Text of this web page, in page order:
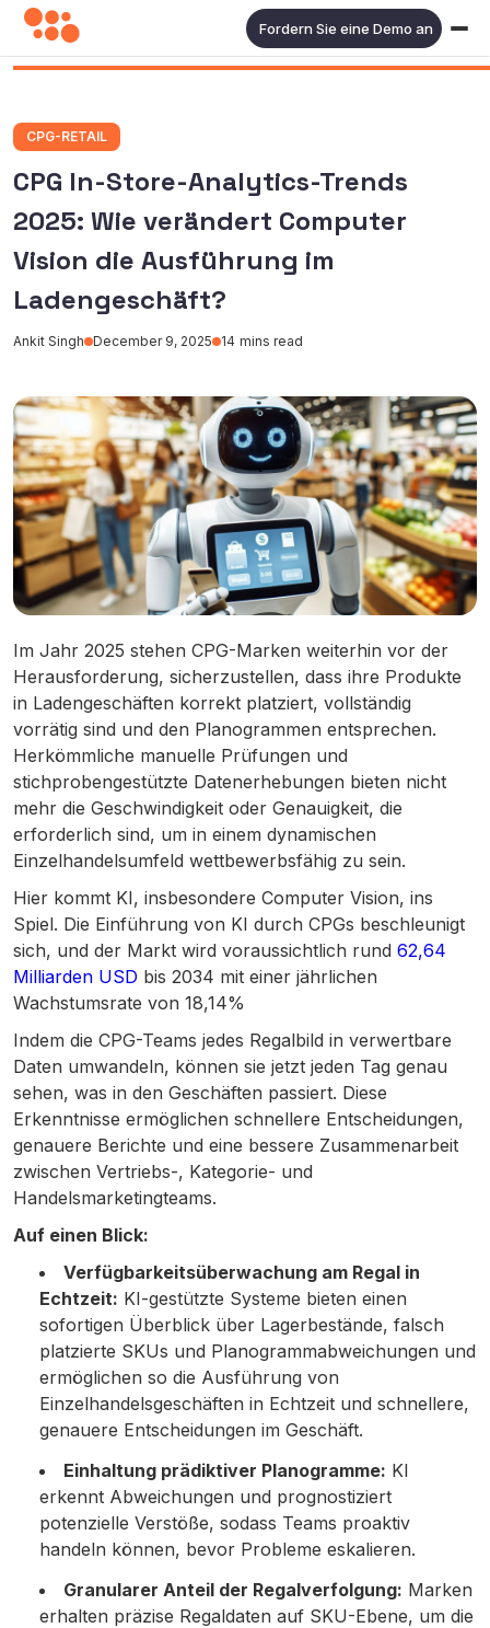
Fordern Sie eine Demo an
CPG-RETAIL
CPG In-Store-Analytics-Trends
2025: Wie verändert Computer
Vision die Ausführung im
Ladengeschäft?
Ankit Singh December 9, 2025 14 mins read
Im Jahr 2025 stehen CPG-Marken weiterhin vor der
Herausforderung, sicherzustellen, dass ihre Produkte
in Ladengeschäften korrekt platziert, vollständig
vorrätig sind und den Planogrammen entsprechen.
Herkömmliche manuelle Prüfungen und
stichprobengestützte Datenerhebungen bieten nicht
mehr die Geschwindigkeit oder Genauigkeit, die
erforderlich sind, um in einem dynamischen
Einzelhandelsumfeld wettbewerbsfähig zu sein.
Hier kommt KI, insbesondere Computer Vision, ins
Spiel. Die Einführung von KI durch CPGs beschleunigt
sich, und der Markt wird voraussichtlich rund 62,64
Milliarden USD bis 2034 mit einer jährlichen
Wachstumsrate von 18,14%
Indem die CPG-Teams jedes Regalbild in verwertbare
Daten umwandeln, können sie jetzt jeden Tag genau
sehen, was in den Geschäften passiert. Diese
Erkenntnisse ermöglichen schnellere Entscheidungen,
genauere Berichte und eine bessere Zusammenarbeit
zwischen Vertriebs-, Kategorie- und
Handelsmarketingteams.
Auf einen Blick:
Verfügbarkeitsüberwachung am Regal in
Echtzeit: KI-gestützte Systeme bieten einen
sofortigen Überblick über Lagerbestände, falsch
platzierte SKUs und Planogrammabweichungen und
ermöglichen so die Ausführung von
Einzelhandelsgeschäften in Echtzeit und schnellere,
genauere Entscheidungen im Geschäft.
Einhaltung prädiktiver Planogramme: KI
erkennt Abweichungen und prognostiziert
potenzielle Verstöße, sodass Teams proaktiv
handeln können, bevor Probleme eskalieren.
Granularer Anteil der Regalverfolgung: Marken
erhalten präzise Regaldaten auf SKU-Ebene, um die